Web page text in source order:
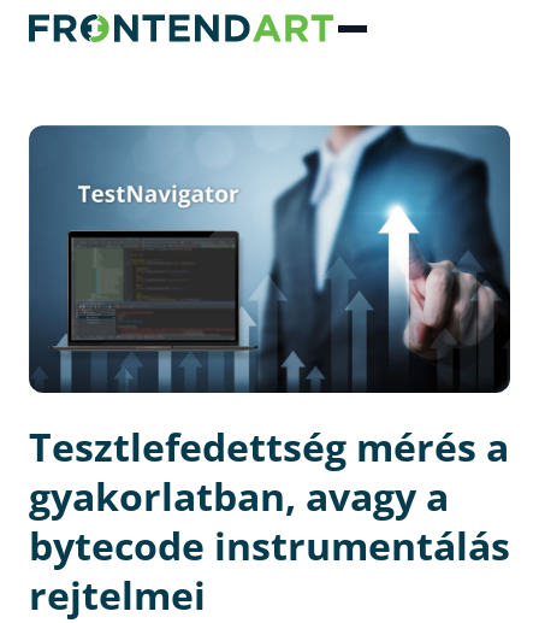
Tesztlefedettség mérés a
gyakorlatban, avagy a
bytecode instrumentálás
rejtelmei